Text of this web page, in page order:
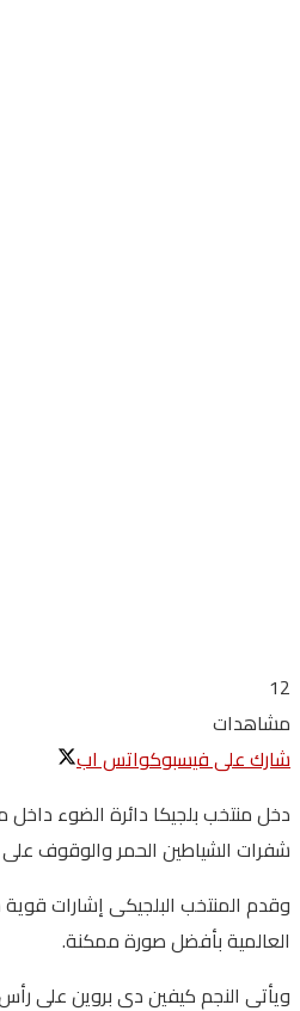
12
مشاهدات
شارك على فيسبوكواتس اب
شفرات الشياطين الحمر والوقوف على
وقدم المنتخب البلجيكى إشارات قوية
العالمية بأفضل صورة ممكنة.
ويأتى النجم كيفين دى بروين على